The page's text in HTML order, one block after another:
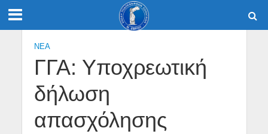
NEA
ΓΓΑ: Υποχρεωτική
δήλωση
απασχόλησης